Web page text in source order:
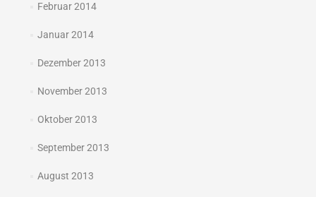
Februar 2014
Januar 2014
Dezember 2013
November 2013
Oktober 2013
September 2013
August 2013